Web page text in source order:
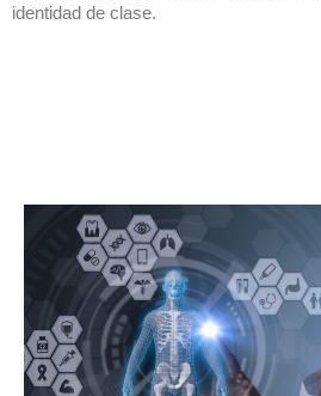
identidad de clase.